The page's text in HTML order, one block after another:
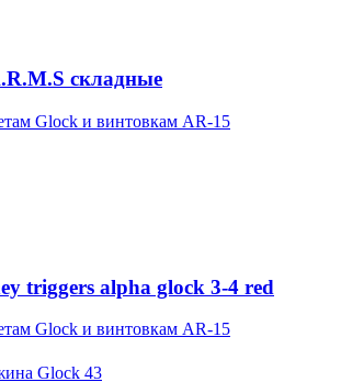
складные
Glock и винтовкам AR-15
triggers alpha glock 3-4 red
Glock и винтовкам AR-15